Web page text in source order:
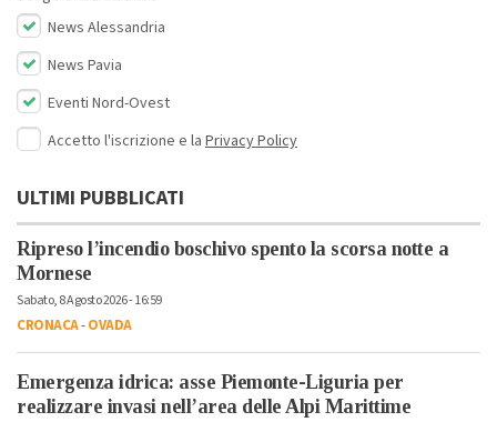
News Alessandria
News Pavia
Eventi Nord-Ovest
Accetto l'iscrizione e la Privacy Policy
ULTIMI PUBBLICATI
Ripreso l’incendio boschivo spento la scorsa notte a
Mornese
Sabato, 8 Agosto 2026 - 16:59
CRONACA-OVADA
Emergenza idrica: asse Piemonte-Liguria per
realizzare invasi nell’area delle Alpi Marittime